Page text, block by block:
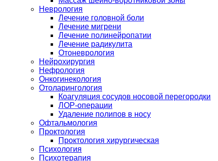
Неврология
Лечение головной боли
Лечение мигрени
Лечение полинейропатии
Лечение радикулита
Отоневрология
Нейрохирургия
Нефрология
Онкогинекология
Отоларингология
Коагуляция сосудов носовой перегородки
ЛОР-операции
Удаление полипов в носу
Офтальмология
Проктология
Проктология хирургическая
Психология
Психотерапия